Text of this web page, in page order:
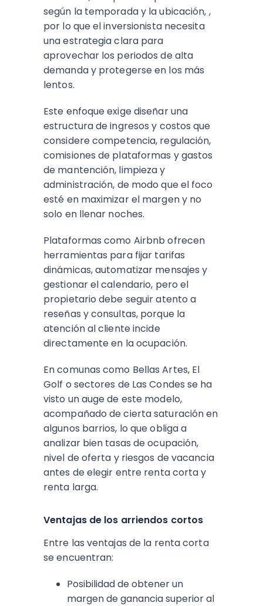
según la temporada y la ubicación, ,
por lo que el inversionista necesita
una estrategia clara para
aprovechar los periodos de alta
demanda y protegerse en los más
lentos.
Este enfoque exige diseñar una
estructura de ingresos y costos que
considere competencia, regulación,
comisiones de plataformas y gastos
de mantención, limpieza y
administración, de modo que el foco
esté en maximizar el margen y no
solo en llenar noches.
Plataformas como Airbnb ofrecen
herramientas para fijar tarifas
dinámicas, automatizar mensajes y
gestionar el calendario, pero el
propietario debe seguir atento a
reseñas y consultas, porque la
atención al cliente incide
directamente en la ocupación.
En comunas como Bellas Artes, El
Golf o sectores de Las Condes se ha
visto un auge de este modelo,
acompañado de cierta saturación en
algunos barrios, lo que obliga a
analizar bien tasas de ocupación,
nivel de oferta y riesgos de vacancia
antes de elegir entre renta corta y
renta larga.
Ventajas de los arriendos cortos
Entre las ventajas de la renta corta
se encuentran:
Posibilidad de obtener un
margen de ganancia superior al